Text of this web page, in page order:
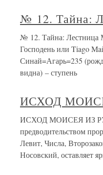
№ 12. Тайна:
№ 12. Тайна: Лестница
Господень или Tiago
Синай=Агарь=235
видна) – ступень
ИСХОД
ИСХОД МОИСЕЯ ИЗ РУСИ
предводительством
Левит, Числа,
Носовский, оставляет